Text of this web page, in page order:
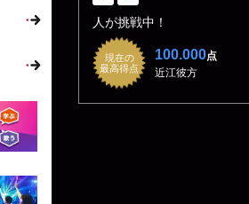
人が挑戦中！
現在の
最高得点
100.000点
近江彼方